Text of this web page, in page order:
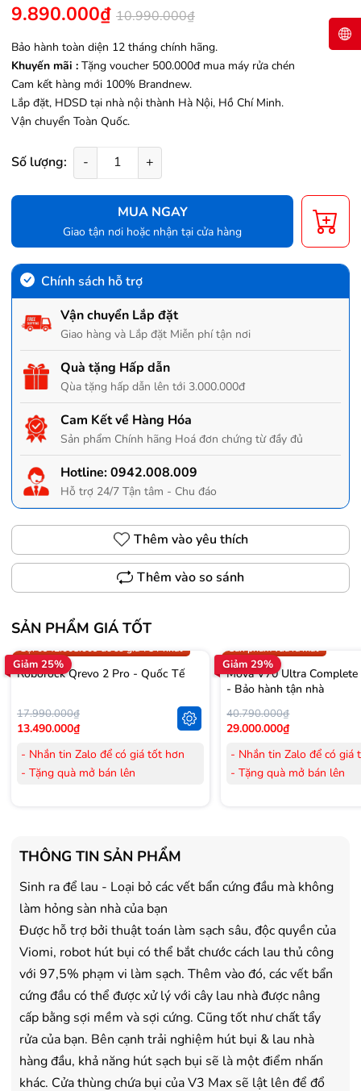
9.890.000₫ 10.990.000₫
Bảo hành toàn diện 12 tháng chính hãng.
Khuyến mãi : Tặng voucher 500.000đ mua máy rửa chén
Cam kết hàng mới 100% Brandnew.
Lắp đặt, HDSD tại nhà nội thành Hà Nội, Hồ Chí Minh.
Vận chuyển Toàn Quốc.
Số lượng: - +
MUA NGAY
Giao tận nơi hoặc nhận tại cửa hàng
Chính sách hỗ trợ
Vận chuyển Lắp đặt
Giao hàng và Lắp đặt Miễn phí tận nơi
Quà tặng Hấp dẫn
Qùa tặng hấp dẫn lên tới 3.000.000đ
Cam Kết về Hàng Hóa
Sản phẩm Chính hãng Hoá đơn chứng từ đầy đủ
Hotline:0942.008.009
Hỗ trợ 24/7 Tận tâm - Chu đáo
Thêm vào yêu thích
Thêm vào so sánh
SẢN PHẨM GIÁ TỐT
Giảm 25%
Trợ giá 300.000đ
Gọi 0942.008.009 để có giá TỐT nhất
Roborock Qrevo 2 Pro - Quốc Tế
17.990.000₫
13.490.000₫
- Nhắn tin Zalo để có giá tốt hơn
- Tặng quà mở bán lên
- Tặng Voucher trị giá
150.000đ
mua Máy lọc Không khí
- Cam kết hàng mới 100%.
- Lắp đặt, HDSD tại nhà nội thành
Hà Nội, Hồ Chí Minh
- Vận chuyển Toàn Quốc.
- Bảo hành 24 tháng chính hãng
Giảm 29%
Sản phẩm vừa ra mắt
Mova V70 Ultra
- Bảo hành tận nhà
40.790.000₫
29.000.000₫
- Nhắn tin Zalo để có giá
- Tặng quà mở bán lên
- Cam kết hàng mới
Hà Nội, Hồ Chí Minh
- Vận chuyển Toàn Quốc.
- Bảo hành 36 tháng
THÔNG TIN SẢN PHẨM
Sinh ra để lau - Loại bỏ các vết bẩn cứng đầu mà không
làm hỏng sàn nhà của bạn
Được hỗ trợ bởi thuật toán làm sạch sâu, độc quyền của
Viomi, robot hút bụi có thể bắt chước cách lau thủ công
với 97,5% phạm vi làm sạch. Thêm vào đó, các vết bẩn
cứng đầu có thể được xử lý với cây lau nhà được nâng
cấp bằng sợi mềm và sợi cứng. Cũng tốt như chất tẩy
rửa của bạn. Bên cạnh trải nghiệm hút bụi & lau nhà
hàng đầu, khả năng hút sạch bụi sẽ là một điểm nhấn
khác. Cửa thùng chứa bụi của V3 Max sẽ lật lên để đổ